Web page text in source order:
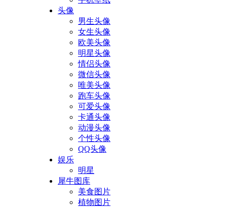
头像
男生头像
女生头像
欧美头像
明星头像
情侣头像
微信头像
唯美头像
跑车头像
可爱头像
卡通头像
动漫头像
个性头像
QQ头像
娱乐
明星
犀牛图库
美食图片
植物图片